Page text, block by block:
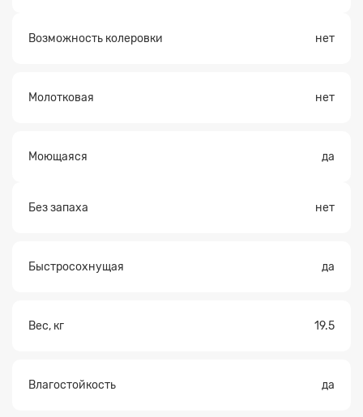
Возможность колеровки нет
Молотковая нет
Моющаяся да
Без запаха нет
Быстросохнущая да
Вес, кг 19.5
Влагостойкость да